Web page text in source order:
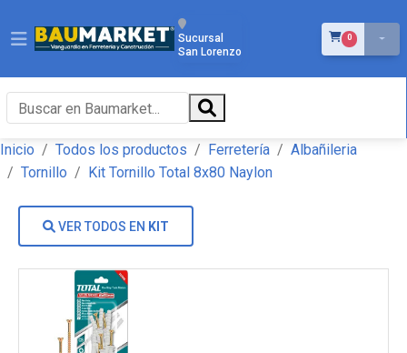
Sucursal
San Lorenzo
0ÍTEMS EN EL
Inicio Todos los productos Ferretería
Albañileria
Tornillo
Kit Tornillo Total 8x80 Naylon
VER TODOS EN KIT